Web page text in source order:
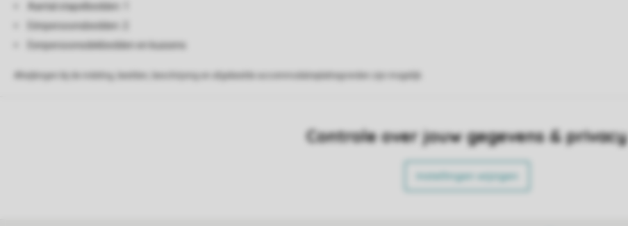
Aantal stapelbedden: 1
Eénpersoonsbedden: 2
Eenpersoonsdekbedden en kussens
Controle over jouw gegevens & privacy
Instellingen wijzigen